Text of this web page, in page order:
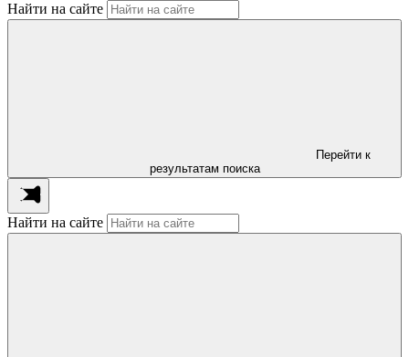
Найти на сайте
Перейти к
результатам поиска
Найти на сайте